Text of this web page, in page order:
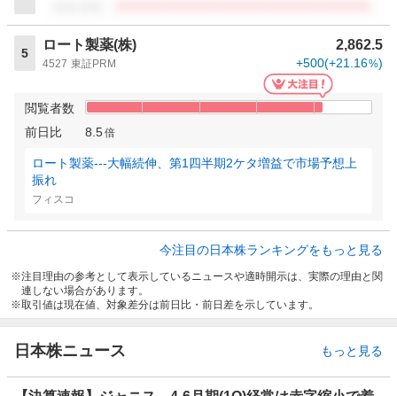
5
ロート製薬(株) 2,862.5
4527 東証PRM +500(+21.16%)
閲覧者数
前日比
8.5倍
ロート製薬---大幅続伸、第1四半期2ケタ増益で市場予想上
振れ
フィスコ
今注目の日本株ランキングをもっと見る
注目理由の参考として表示しているニュースや適時開示は、実際の理由と関
連しない場合があります。
取引値は現在値、対象差分は前日比・前日差を示しています。
日本株ニュース もっと見る